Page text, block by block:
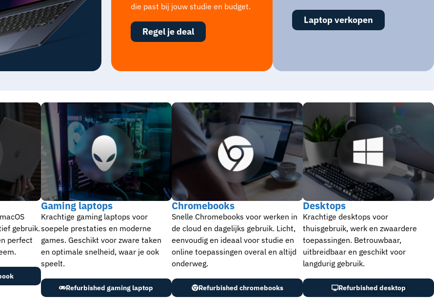
die past bij jouw studie en budget.
Regel je deal
Laptop verkopen
gebruik.
perfect
Gaming laptops​
Krachtige gaming laptops voor
soepele prestaties en moderne
games. Geschikt voor zware taken
en optimale snelheid, waar je ook
speelt.
Refurbished gaming laptop
Chromebooks
Snelle Chromebooks voor werken in
de cloud en dagelijks gebruik. Licht,
eenvoudig en ideaal voor studie en
online toepassingen overal en altijd
onderweg.
Refurbished chromebooks
Desktops
Krachtige desktops voor
thuisgebruik, werk en zwaardere
toepassingen. Betrouwbaar,
uitbreidbaar en geschikt voor
langdurig gebruik.
Refurbished desktop